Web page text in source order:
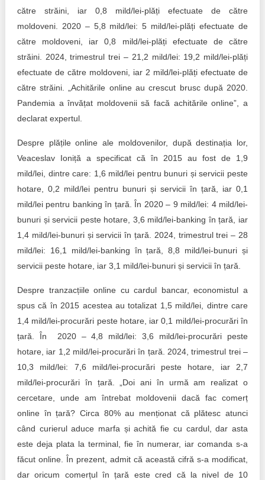
către străini, iar 0,8 mild/lei-plăți efectuate de către
moldoveni. 2020 – 5,8 mild/lei: 5 mild/lei-plăți efectuate de
către moldoveni, iar 0,8 mild/lei-plăți efectuate de către
străini. 2024, trimestrul trei – 21,2 mild/lei: 19,2 mild/lei-plăți
efectuate de către moldoveni, iar 2 mild/lei-plăți efectuate de
către străini. „Achitările online au crescut brusc după 2020.
Pandemia a învățat moldovenii să facă achitările online”, a
declarat expertul.
Despre plățile online ale moldovenilor, după destinația lor,
Veaceslav Ioniță a specificat că în 2015 au fost de 1,9
mild/lei, dintre care: 1,6 mild/lei pentru bunuri și servicii peste
hotare, 0,2 mild/lei pentru bunuri și servicii în țară, iar 0,1
mild/lei pentru banking în țară. În 2020 – 9 mild/lei: 4 mild/lei-
bunuri și servicii peste hotare, 3,6 mild/lei-banking în țară, iar
1,4 mild/lei-bunuri și servicii în țară. 2024, trimestrul trei – 28
mild/lei: 16,1 mild/lei-banking în țară, 8,8 mild/lei-bunuri și
servicii peste hotare, iar 3,1 mild/lei-bunuri și servicii în țară.
Despre tranzacțiile online cu cardul bancar, economistul a
spus că în 2015 acestea au totalizat 1,5 mild/lei, dintre care
1,4 mild/lei-procurări peste hotare, iar 0,1 mild/lei-procurări în
țară. În 2020 – 4,8 mild/lei: 3,6 mild/lei-procurări peste
hotare, iar 1,2 mild/lei-procurări în țară. 2024, trimestrul trei –
10,3 mild/lei: 7,6 mild/lei-procurări peste hotare, iar 2,7
mild/lei-procurări în țară. „Doi ani în urmă am realizat o
cercetare, unde am întrebat moldovenii dacă fac comerț
online în țară? Circa 80% au menționat că plătesc atunci
când curierul aduce marfa și achită fie cu cardul, dar asta
este deja plata la terminal, fie în numerar, iar comanda s-a
făcut online. În prezent, admit că această cifră s-a modificat,
dar oricum comerțul în țară este cred că la nivel de 10